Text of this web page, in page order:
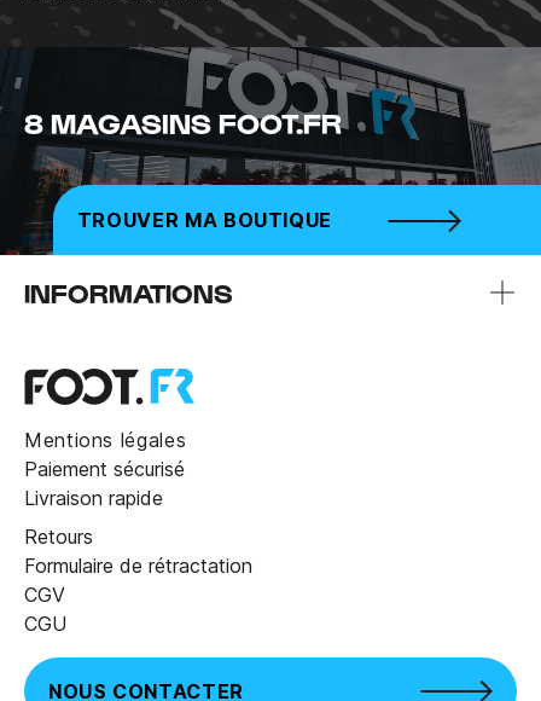
8 MAGASINS FOOT.FR
TROUVER MA BOUTIQUE
INFORMATIONS
Mentions légales
Paiement sécurisé
Livraison rapide
Retours
Formulaire de rétractation
CGV
CGU
NOUS CONTACTER